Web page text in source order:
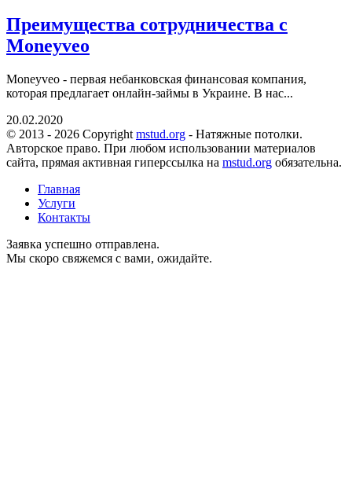
Преимущества сотрудничества с
Moneyveo
Moneyveo - первая небанковская финансовая компания,
которая предлагает онлайн-займы в Украине. В нас...
20.02.2020
© 2013 - 2026 Copyright mstud.org - Натяжные потолки.
Авторское право. При любом использовании материалов
сайта, прямая активная гиперссылка на mstud.org обязательна.
Главная
Услуги
Контакты
Заявка успешно отправлена.
Мы скоро свяжемся с вами, ожидайте.